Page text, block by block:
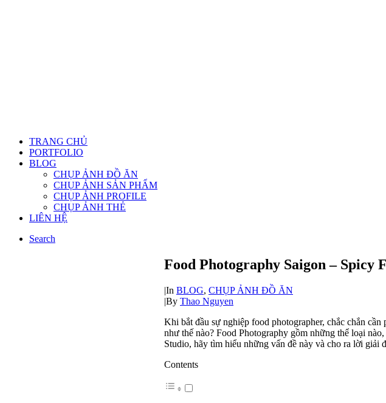
TRANG CHỦ
PORTFOLIO
BLOG
CHỤP ẢNH ĐỒ ĂN
CHỤP ẢNH SẢN PHẨM
CHỤP ẢNH PROFILE
CHỤP ẢNH THẺ
LIÊN HỆ
Search
Food Photography Saigon – Spicy
|In BLOG, CHỤP ẢNH ĐỒ ĂN
|By Thao Nguyen
Khi bắt đầu sự nghiệp food photographer, chắc chắn
như thế nào? Food Photography gồm những thể loại
Studio, hãy tìm hiểu những vấn đề này và cho ra lời giải
Contents